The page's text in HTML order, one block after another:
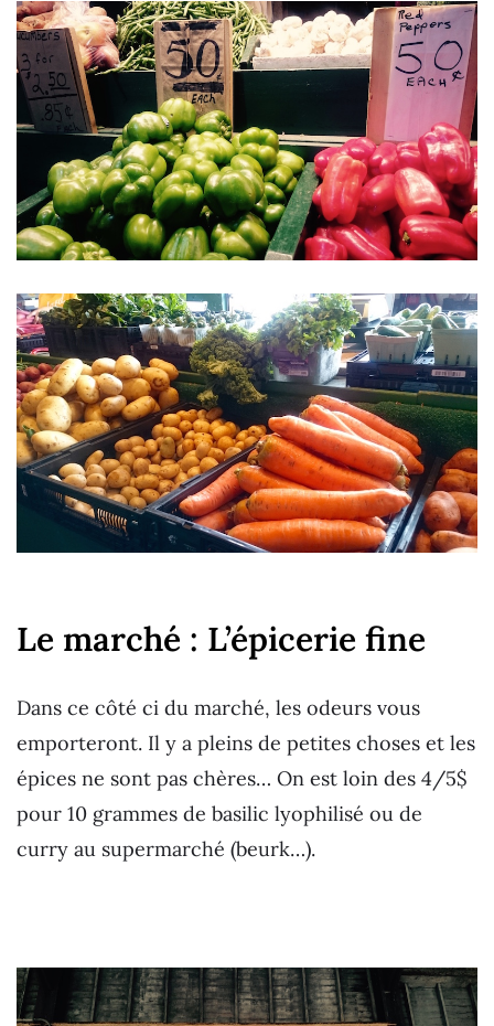
Le marché : L’épicerie fine
Dans ce côté ci du marché, les odeurs vous
emporteront. Il y a pleins de petites choses et les
épices ne sont pas chères… On est loin des 4/5$
pour 10 grammes de basilic lyophilisé ou de
curry au supermarché (beurk…).